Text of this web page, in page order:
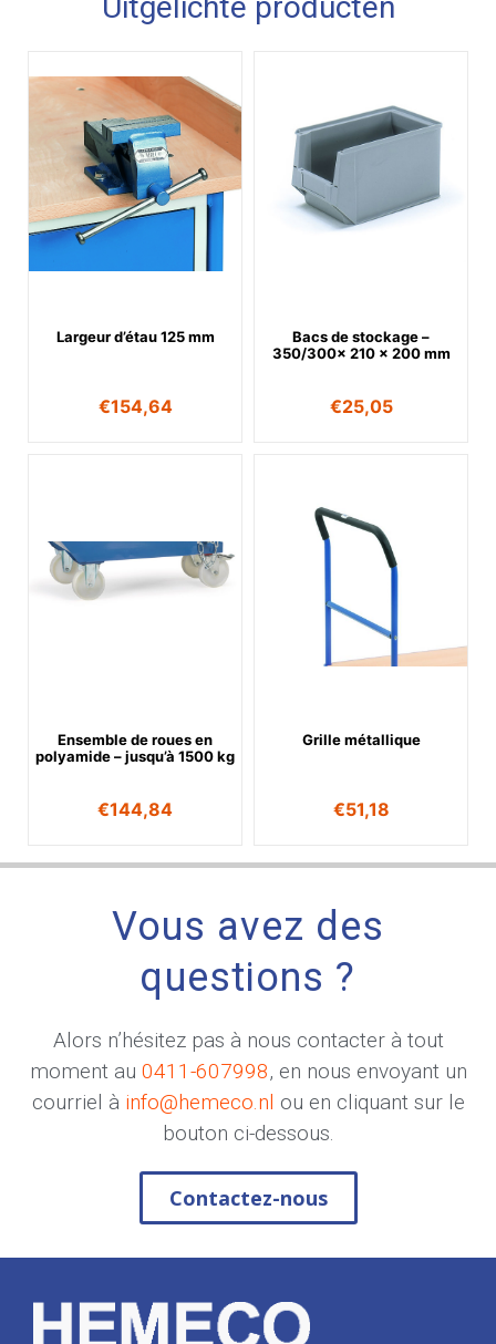
Largeur d’étau 125 mm
€154,64
Bacs de stockage –
350/300x 210 x 200 mm
€25,05
Ensemble de roues en
polyamide – jusqu’à 1500 kg
€144,84
Grille métallique
€51,18
Vous avez des
questions ?
Alors n’hésitez pas à nous contacter à tout
moment au 0411-607998, en nous envoyant un
courriel à info@hemeco.nl ou en cliquant sur le
bouton ci-dessous.
Contactez-nous